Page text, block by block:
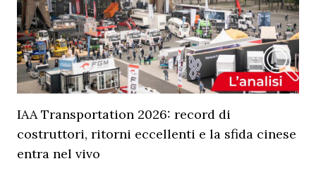
IAA Transportation 2026: record di
costruttori, ritorni eccellenti e la sfida cinese
entra nel vivo